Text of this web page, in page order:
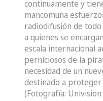
continuamente y
mancomuna
radiodifusión de
a quienes se
escala internacional
perniciosos de la
necesidad de un
destinado a proteger
(Fotografía: